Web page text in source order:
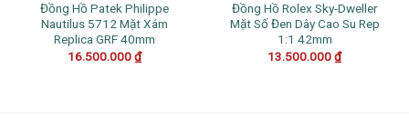
Đồng Hồ Patek Philippe
Nautilus 5712 Mặt Xám
Replica GRF 40mm
16.500.000₫
Đồng Hồ Rolex Sky-Dweller
Mặt Số Đen Dây Cao Su Rep
1:1 42mm
13.500.000₫